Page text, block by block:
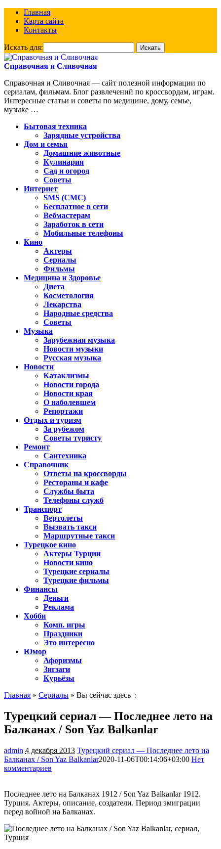
Главная
Карта сайта
Контакты
Искать для:
Справочная и Сливочная
Справочная и Сливочная — сайт полезной информации по
сериалам, фильмам. Блог развлечений по кроссвордам, играм.
Интересные статьи и советы по медицине, дому, семье,
музыке …
Бытовая техника
Зарядные устройства
Дом и семья
Домашние животные
Кулинария
Сад и огород
Советы
Интернет
SMS (СМС)
Бесплатное в сети
Вебмастерам
Заработок в сети
Мобильные телефоны
Кино
Актеры
Сериалы
Фильмы
Медицина и Здоровье
Диета
Косметология
Лекарства
Народные средства
Советы
Музыка
Зарубежная музыка
Новости музыки
Русская музыка
Новости
Катаклизмы
Новости города
Новости края
О наболевшем
Репортажи
Отдых и туризм
За рубежом
Советы туристу
Ремонт
Сантехника
Справочник
Ответы на кроссворды
Рестораны и кафе
Службы быта
Телефоны служб
Транспорт
Вертолеты
Вызвать такси
Маршрутные такси
Турецкое кино
Актеры Турции
Новости кино
Турецкие сериалы
Турецкие фильмы
Финансы
Деньги
Реклама
Хобби
Комп. игры
Праздники
Это интересно
Юмор
Афоризмы
Зигзаги
Курьёзы
Главная » Сериалы » Вы сейчас здесь :
Турецкий сериал — Последнее лето на
Балканах / Son Yaz Balkanlar
admin 4 декабря 2013 Турецкий сериал — Последнее лето на
Балканах / Son Yaz Balkanlar2020-11-06T00:14:06+03:00 Нет
комментариев
Последнее лето на Балканах 1912 / Son Yaz Balkanlar 1912.
Турция. Актеры, описание, создатели. Период эмиграции
перед войной на Балканах.